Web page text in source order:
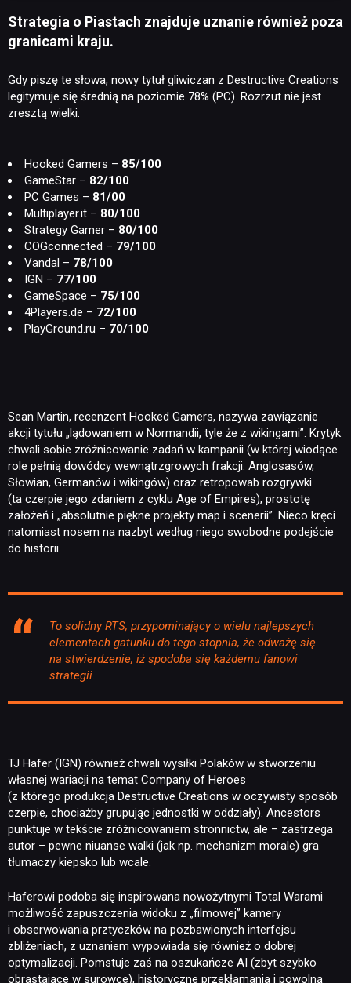
Strategia o Piastach znajduje uznanie również poza
granicami kraju.
Gdy piszę te słowa, nowy tytuł gliwiczan z Destructive Creations
legitymuje się średnią na poziomie 78% (PC). Rozrzut nie jest
zresztą wielki:
Hooked Gamers – 85/100
GameStar – 82/100
PC Games – 81/00
Multiplayer.it – 80/100
Strategy Gamer – 80/100
COGconnected – 79/100
Vandal – 78/100
IGN – 77/100
GameSpace – 75/100
4Players.de – 72/100
PlayGround.ru – 70/100
Sean Martin, recenzent Hooked Gamers, nazywa zawiązanie
akcji tytułu „lądowaniem w Normandii, tyle że z wikingami”. Krytyk
chwali sobie zróżnicowanie zadań w kampanii (w której wiodące
role pełnią dowódcy wewnątrzgrowych frakcji: Anglosasów,
Słowian, Germanów i wikingów) oraz retropowab rozgrywki
(ta czerpie jego zdaniem z cyklu Age of Empires), prostotę
założeń i „absolutnie piękne projekty map i scenerii”. Nieco kręci
natomiast nosem na nazbyt według niego swobodne podejście
do historii.
To solidny RTS, przypominający o wielu najlepszych
elementach gatunku do tego stopnia, że odważę się
na stwierdzenie, iż spodoba się każdemu fanowi
strategii.
TJ Hafer (IGN) również chwali wysiłki Polaków w stworzeniu
własnej wariacji na temat Company of Heroes
(z którego produkcja Destructive Creations w oczywisty sposób
czerpie, chociażby grupując jednostki w oddziały). Ancestors
punktuje w tekście zróżnicowaniem stronnictw, ale – zastrzega
autor – pewne niuanse walki (jak np. mechanizm morale) gra
tłumaczy kiepsko lub wcale.
Haferowi podoba się inspirowana nowożytnymi Total Warami
możliwość zapuszczenia widoku z „filmowej” kamery
i obserwowania prztyczków na pozbawionych interfejsu
zbliżeniach, z uznaniem wypowiada się również o dobrej
optymalizacji. Pomstuje zaś na oszukańcze AI (zbyt szybko
obrastające w surowce), historyczne przekłamania i powolną